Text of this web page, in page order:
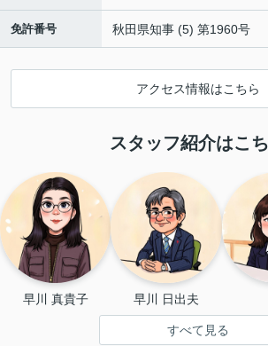
免許番号 秋田県知事 (5) 第1960号
アクセス情報はこちら
スタッフ紹介はこ
早川 真貴子 早川 日出夫
すべて見る